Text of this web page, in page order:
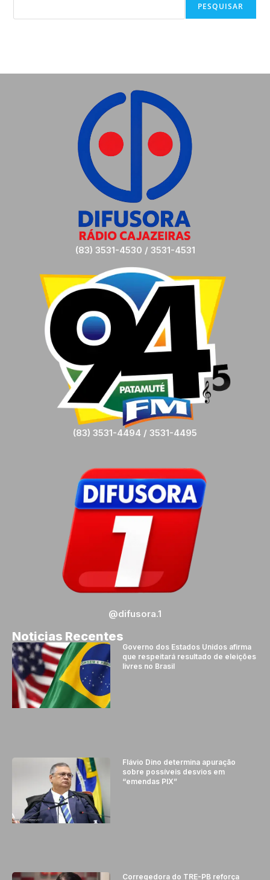
PESQUISAR
(83) 3531-4530 / 3531-4531
(83) 3531-4494 / 3531-4495
@difusora.1
Noticias Recentes
Governo dos Estados Unidos afirma
que respeitará resultado de eleições
livres no Brasil
Flávio Dino determina apuração
sobre possíveis desvios em
“emendas PIX”
Corregedora do TRE-PB reforça